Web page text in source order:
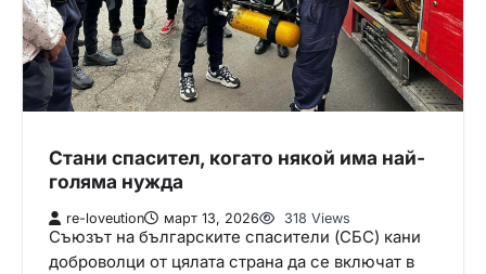
Стани спасител, когато някой има най-
голяма нужда
re-loveution март 13, 2026 318 Views
Съюзът на българските спасители (СБС) кани
доброволци от цялата страна да се включат в